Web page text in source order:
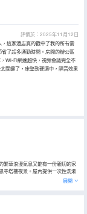
評價於：2025年11月12日
這家酒店真的戳中了我的所有需
了超多通勤時間。房間的辦公區
Wi-Fi網速超快，視頻會議完全不
關鍵了，床墊軟硬適中，隔音效果
繁華浪漫氣息又能有一份親切的家
寺塔樓夜景。屋內提供一次性洗漱
入住又有不被打擾的私人空間。
達影城、觀音橋好吃街各色川菜火
冰箱都一應俱全。離家在外的您，
展開